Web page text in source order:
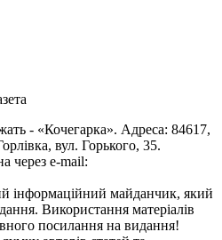
- «Кочегарка». Адреса: 84617,
вул. Горького, 35.
через e-mail:
інформаційний майданчик, який
Використання матеріалів
посилання на видання!